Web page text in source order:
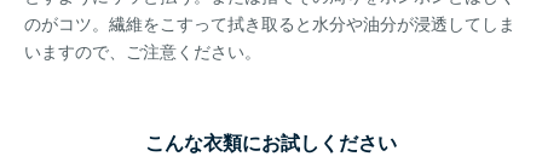
のがコツ。繊維をこすって拭き取ると水分や油分が浸透してしま
いますので、ご注意ください。
こんな衣類にお試しください